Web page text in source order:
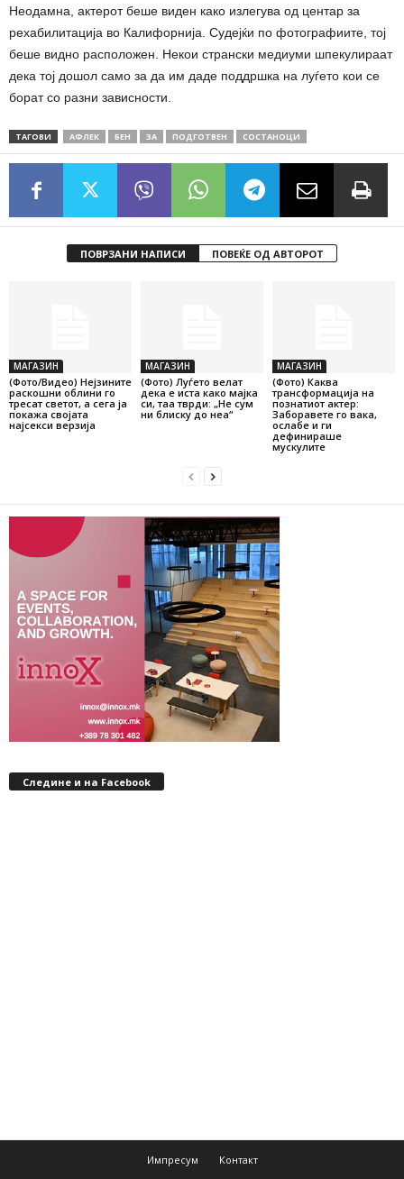
Неодамна, актерот беше виден како излегува од центар за
рехабилитација во Калифорнија. Судејќи по фотографиите, тој
беше видно расположен. Некои странски медиуми шпекулираат
дека тој дошол само за да им даде поддршка на луѓето кои се
борат со разни зависности.
ТАГОВИ АФЛЕК БЕН ЗА ПОДГОТВЕН СОСТАНОЦИ
ПОВРЗАНИ НАПИСИ ПОВЕЌЕ ОД АВТОРОТ
МАГАЗИН
(Фото/Видео) Нејзините
раскошни облини го
тресат светот, а сега ја
покажа својата
најсекси верзија
МАГАЗИН
(Фото) Луѓето велат
дека е иста како мајка
си, таа тврди: „Не сум
ни блиску до неа“
МАГАЗИН
(Фото) Каква
трансформација на
познатиот актер:
Заборавете го вака,
ослабе и ги
дефинираше
мускулите
Следине и на Facebook
Импресум Контакт